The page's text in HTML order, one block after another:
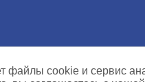
файлы cookie и сервис